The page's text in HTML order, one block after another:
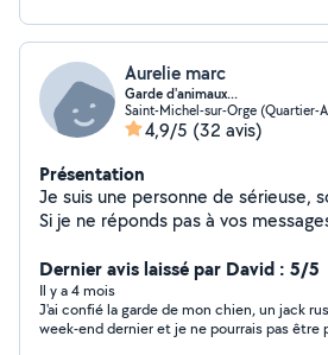
Aurelie marc
Garde d'animaux...
Saint-Michel-sur-Orge (Quartier-
4,9/5 (32 avis)
Présentation
Je suis une personne de sérieuse,
Si je ne réponds pas à vos
commune.
Dernier avis laissé par David : 5/5
Il y a 4 mois
J'ai confié la garde de mon chien, un jack
week-end dernier et je ne pourrais pas être